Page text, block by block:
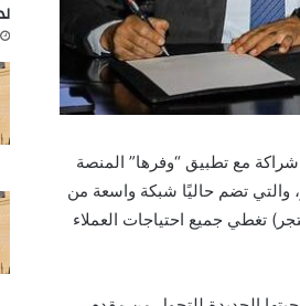
شراكة مع تطبيق “وفرها” المنصة
والتي تضم حاليًا شبكة واسعة من
والمحال التجارية (تشمل أكثر من 800 علامة تجارية بأكثر من 3000 متجر) تغطي جميع احتياجات العملاء